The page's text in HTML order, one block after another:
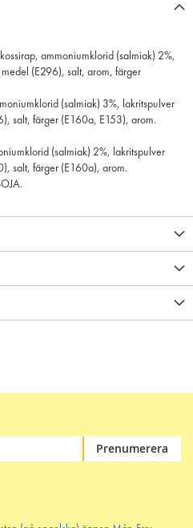
ammoniumklorid (salmiak) 2%,
(E296), salt, arom, färger
(salmiak) 3%, lakritspulver
salt, färger (E160a, E153), arom.
(salmiak) 2%, lakritspulver
salt, färger (E160a), arom.
Prenumerera